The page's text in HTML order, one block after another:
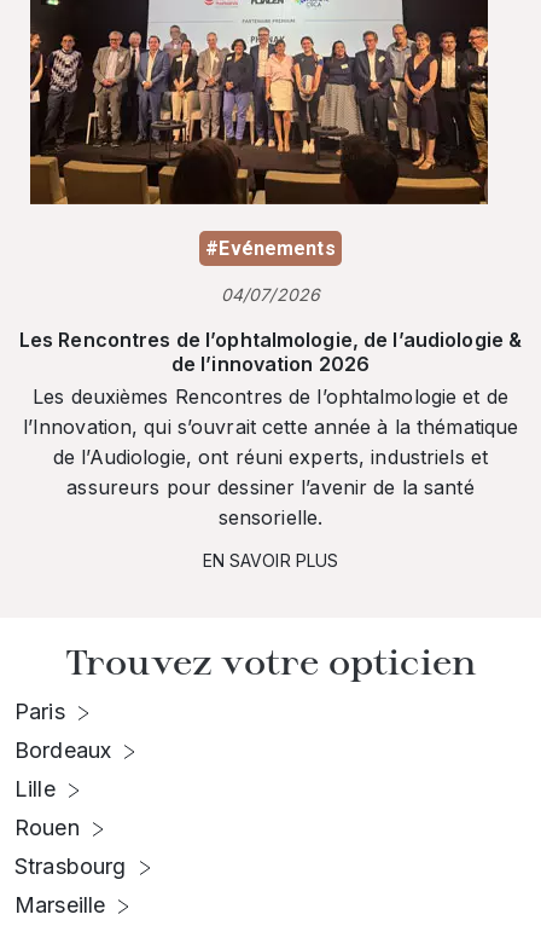
#Evénements
04/07/2026
Les Rencontres de l’ophtalmologie, de l’audiologie &
de l’innovation 2026
Les deuxièmes Rencontres de l’ophtalmologie et de
l’Innovation, qui s’ouvrait cette année à la thématique
de l’Audiologie, ont réuni experts, industriels et
assureurs pour dessiner l’avenir de la santé
sensorielle.
EN SAVOIR PLUS
Trouvez votre opticien
Paris
Bordeaux
Lille
Rouen
Strasbourg
Marseille